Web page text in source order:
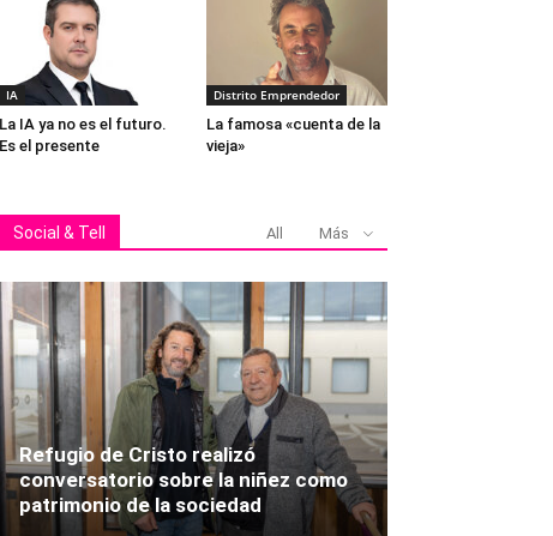
IA
La IA ya no es el futuro.
Es el presente
Distrito Emprendedor
La famosa «cuenta de la
vieja»
Social & Tell All Más
Refugio de Cristo realizó
conversatorio sobre la niñez como
patrimonio de la sociedad